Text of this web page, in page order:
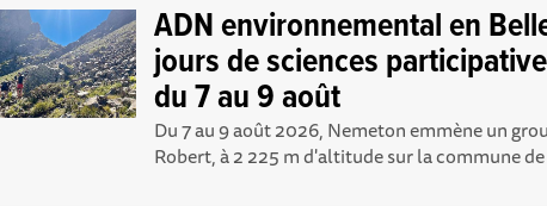
ADN environnemental en
jours de sciences
du 7 au 9 août
Du 7 au 9 août 2026, Nemeton emmène un
Robert, à 2 225 m d'altitude sur la commune